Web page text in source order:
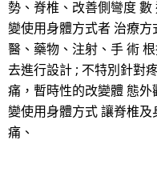
勢、脊椎、改善側彎度
變使用身體方式者 治療
醫、藥物、注射、手 術
去進行設計 ; 不特別針對
痛，暫時性的改變體 態
變使用身體方式 讓脊椎
痛、